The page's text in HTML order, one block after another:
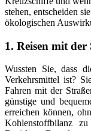
stehen, entscheiden
ökologischen
1. Reisen mit
Wussten Sie, dass
Verkehrsmittel ist?
Fahren mit der
günstige und
erreichen können,
Kohlenstoffbilanz